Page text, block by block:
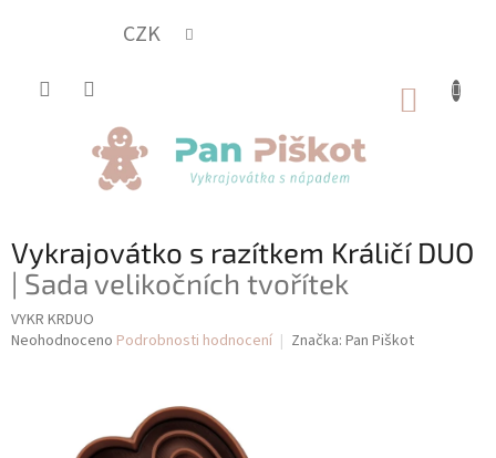
CZK
Vykrajovátko s razítkem Králičí DUO
| Sada velikočních tvořítek
VYKR KRDUO
Průměrné
Neohodnoceno Podrobnosti hodnocení Značka: Pan Piškot